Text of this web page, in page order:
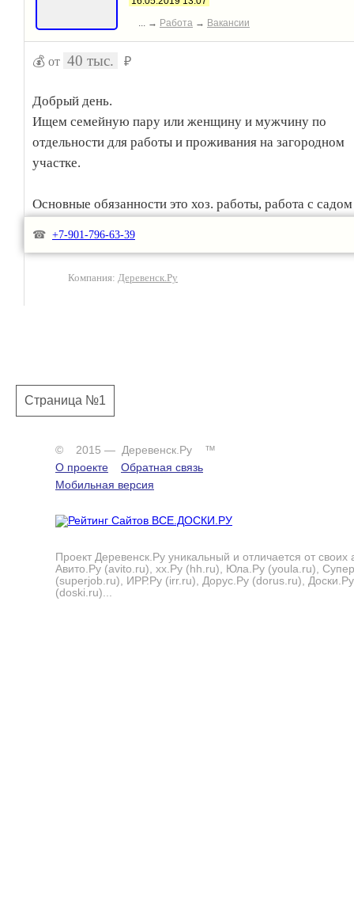
... → Работа → Вакансии
💰 от 40 тыс. ₽
Добрый день.
Ищем семейную пару или женщину и мужчину по
отдельности для работы и проживания на загородном
участке.
Основные обязанности это хоз. работы, работа с садом
состоянии, готовка, уборка.
Достойным уровнем проживания и питанием
☎ +7-901-796-63-39
Компания: Деревенск.Ру
Страница №1
© 2015 — Деревенск.Ру ™
О проекте
Обратная связь
Мобильная версия
Проект Деревенск.Ру уникальный и отличается от своих
Авито.Ру (avito.ru), хх.Ру (hh.ru), Юла.Ру (youla.ru),
(superjob.ru), ИРР.Ру (irr.ru), Дорус.Ру (dorus.ru), Доски.Ру
(doski.ru)...